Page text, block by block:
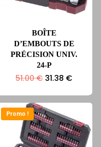
BOÎTE
D’EMBOUTS DE
PRÉCISION UNIV.
24-P
51.00€ Le
initial
était :
51.00 €.
31.38 €
actuel
est :
Promo !